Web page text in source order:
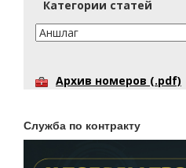
Категории статей
Архив номеров (.pdf)
Служба по контракту